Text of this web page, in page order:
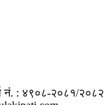
नं. : ४९०८-२०८१/२०८२